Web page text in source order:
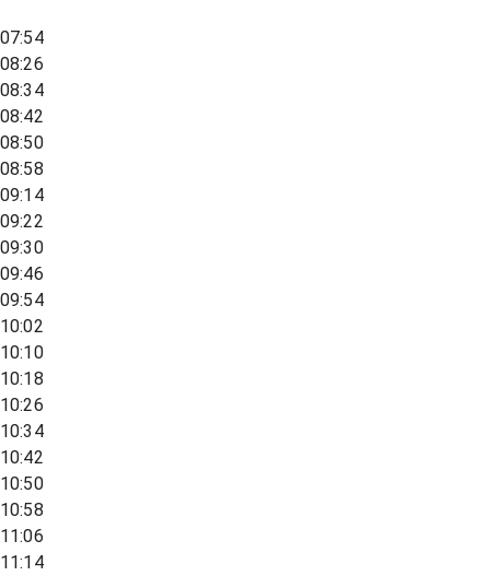
07:54
08:26
08:34
08:42
08:50
08:58
09:14
09:22
09:30
09:46
09:54
10:02
10:10
10:18
10:26
10:34
10:42
10:50
10:58
11:06
11:14